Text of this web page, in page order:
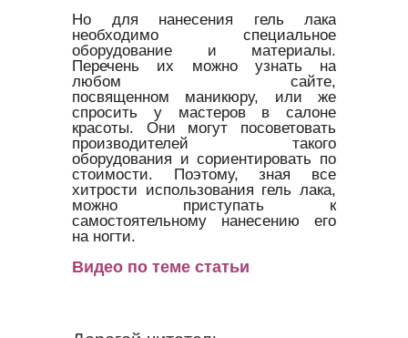
Но для нанесения гель лака
необходимо специальное
оборудование и материалы.
Перечень их можно узнать на
любом сайте,
посвященном маникюру, или же
спросить у мастеров в салоне
красоты. Они могут посоветовать
производителей такого
оборудования и сориентировать по
стоимости. Поэтому, зная все
хитрости использования гель лака,
можно приступать к
самостоятельному нанесению его
на ногти.
Видео по теме статьи